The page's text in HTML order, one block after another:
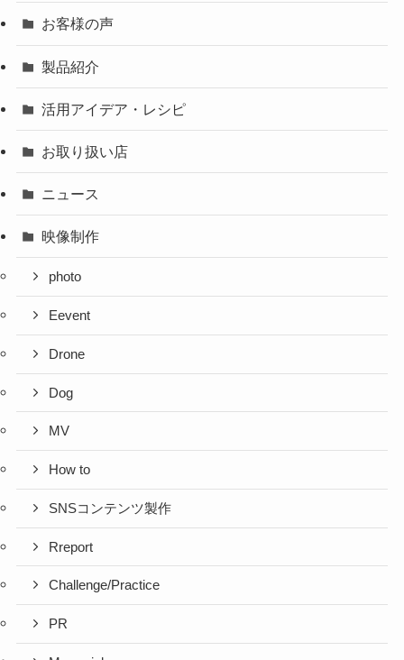
お客様の声
製品紹介
活用アイデア・レシピ
お取り扱い店
ニュース
映像制作
photo
Eevent
Drone
Dog
MV
How to
SNSコンテンツ製作
Rreport
Challenge/Practice
PR